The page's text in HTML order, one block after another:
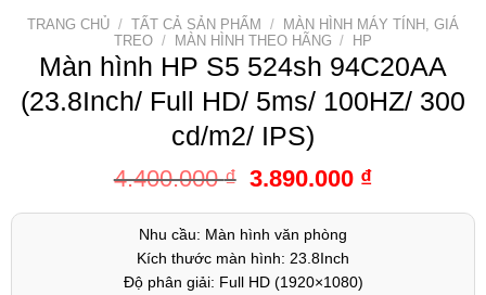
TRANG CHỦ / TẤT CẢ SẢN PHẨM /
MÀN HÌNH MÁY TÍNH, GIÁ
TREO / MÀN HÌNH THEO HÃNG / HP
Màn hình HP S5 524sh 94C20AA
(23.8Inch/ Full HD/ 5ms/ 100HZ/ 300
cd/m2/ IPS)
4.400.000₫ 3.890.000 ₫
Nhu cầu: Màn hình văn phòng
Kích thước màn hình: 23.8Inch
Độ phân giải: Full HD (1920×1080)